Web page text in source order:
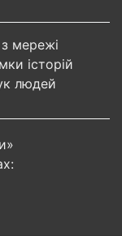
мережі
історій
людей